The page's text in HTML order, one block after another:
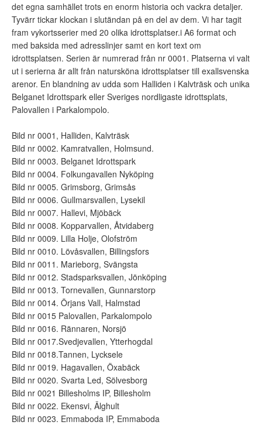
det egna samhället trots en enorm historia och vackra detaljer.
Tyvärr tickar klockan i slutändan på en del av dem. Vi har tagit
fram vykortsserier med 20 olika idrottsplatser.i A6 format och
med baksida med adresslinjer samt en kort text om
idrottsplatsen. Serien är numrerad från nr 0001. Platserna vi valt
ut i serierna är allt från natursköna idrottsplatser till exallsvenska
arenor. En blandning av udda som Halliden i Kalvträsk och unika
Belganet Idrottspark eller Sveriges nordligaste idrottsplats,
Palovallen i Parkalompolo.
Bild nr 0001, Halliden, Kalvträsk
Bild nr 0002. Kamratvallen, Holmsund.
Bild nr 0003. Belganet Idrottspark
Bild nr 0004. Folkungavallen Nyköping
Bild nr 0005. Grimsborg, Grimsås
Bild nr 0006. Gullmarsvallen, Lysekil
Bild nr 0007. Hallevi, Mjöbäck
Bild nr 0008. Kopparvallen, Åtvidaberg
Bild nr 0009. Lilla Holje, Olofström
Bild nr 0010. Lövåsvallen, Billingsfors
Bild nr 0011. Marieborg, Svängsta
Bild nr 0012. Stadsparksvallen, Jönköping
Bild nr 0013. Tornevallen, Gunnarstorp
Bild nr 0014. Örjans Vall, Halmstad
Bild nr 0015 Palovallen, Parkalompolo
Bild nr 0016. Rännaren, Norsjö
Bild nr 0017.Svedjevallen, Ytterhogdal
Bild nr 0018.Tannen, Lycksele
Bild nr 0019. Hagavallen, Öxabäck
Bild nr 0020. Svarta Led, Sölvesborg
Bild nr 0021 Billesholms IP, Billesholm
Bild nr 0022. Ekensvi, Älghult
Bild nr 0023. Emmaboda IP, Emmaboda